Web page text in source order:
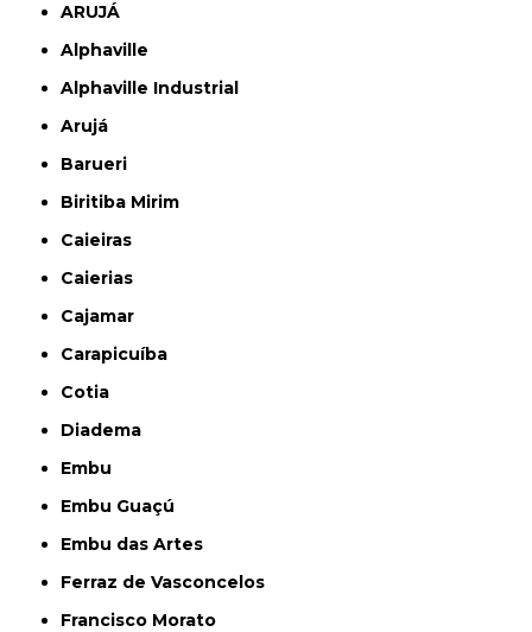
ARUJÁ
Alphaville
Alphaville Industrial
Arujá
Barueri
Biritiba Mirim
Caieiras
Caierias
Cajamar
Carapicuíba
Cotia
Diadema
Embu
Embu Guaçú
Embu das Artes
Ferraz de Vasconcelos
Francisco Morato